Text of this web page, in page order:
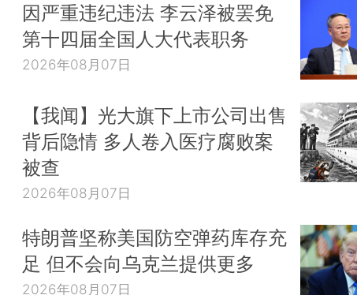
因严重违纪违法 李云泽被罢免
第十四届全国人大代表职务
2026年08月07日
【我闻】光大旗下上市公司出售
背后隐情 多人卷入医疗腐败案
被查
2026年08月07日
特朗普坚称美国防空弹药库存充
足 但不会向乌克兰提供更多
2026年08月07日